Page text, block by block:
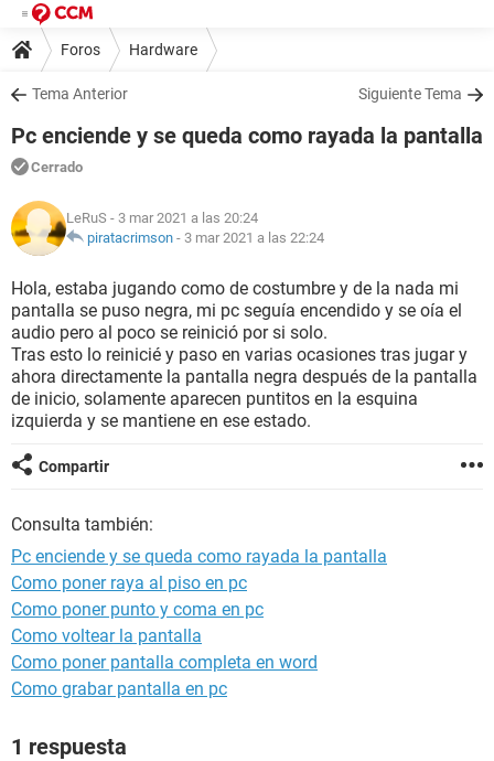
Foros Hardware
Tema Anterior Siguiente Tema
Pc enciende y se queda como rayada la pantalla
Cerrado
LeRuS - 3 mar 2021 a las 20:24
piratacrimson - 3 mar 2021 a las 22:24
Hola, estaba jugando como de costumbre y de la nada mi
pantalla se puso negra, mi pc seguía encendido y se oía el
audio pero al poco se reinició por si solo.
Tras esto lo reinicié y paso en varias ocasiones tras jugar y
ahora directamente la pantalla negra después de la pantalla
de inicio, solamente aparecen puntitos en la esquina
izquierda y se mantiene en ese estado.
Compartir
Consulta también:
Pc enciende y se queda como rayada la pantalla
Como poner raya al piso en pc
Como poner punto y coma en pc
Como voltear la pantalla
Como poner pantalla completa en word
Como grabar pantalla en pc
1 respuesta